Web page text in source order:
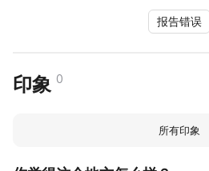
报告错误
印象 0
所有印象